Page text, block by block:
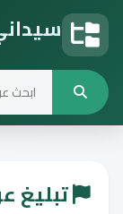
تبليغ